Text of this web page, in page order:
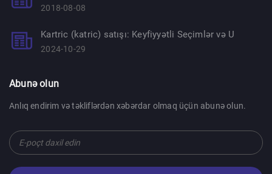
2018-08-08
Kartric (katric) satışı: Keyfiyyətli Seçimlər və U
2024-10-29
Abunə olun
Anlıq endirim və təkliflərdən xəbərdar olmaq üçün abunə olun.